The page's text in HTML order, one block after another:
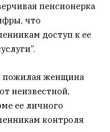
пенсионерка
что
доступ к ее
пожилая женщина
неизвестной,
ее личного
контроля